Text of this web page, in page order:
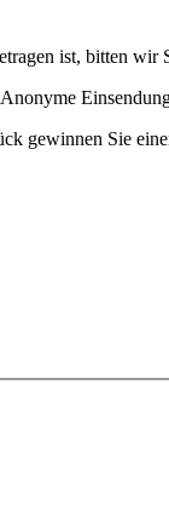
ist, bitten wir
gewinnen Sie